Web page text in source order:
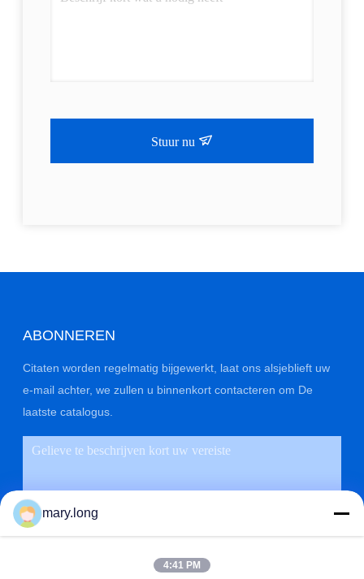
Stuur nu
ABONNEREN
Citaten worden regelmatig bijgewerkt, laat ons alsjeblieft uw
e-mail achter, we zullen u binnenkort contacteren om De
laatste catalogus.
mary.long
4:41 PM